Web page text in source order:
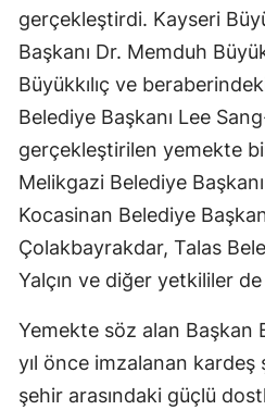
gerçekleştirdi. Kayseri
Başkanı Dr. Memduh
Büyükkılıç ve
Belediye Başkanı Lee
gerçekleştirilen yemekte
Melikgazi Belediye
Kocasinan Belediye
Çolakbayrakdar, Talas
Yalçın ve diğer yetkililer de
Yemekte söz alan Başkan
yıl önce imzalanan
şehir arasındaki güçlü